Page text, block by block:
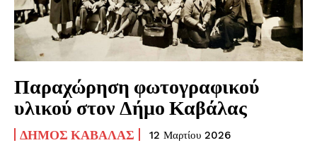
Παραχώρηση φωτογραφικού
υλικού στον Δήμο Καβάλας
ΔΉΜΟΣ ΚΑΒΆΛΑΣ 12 Μαρτίου 2026